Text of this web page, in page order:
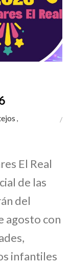
,
El Real
de las
del
agosto con
infantiles